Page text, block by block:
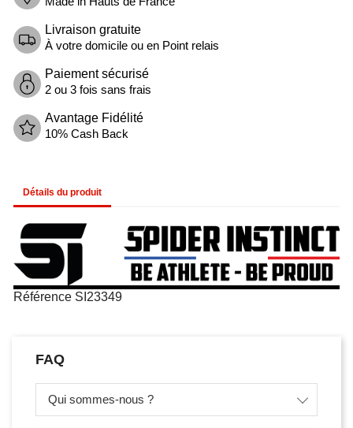
Livraison gratuite
À votre domicile ou en Point relais
Paiement sécurisé
2 ou 3 fois sans frais
Avantage Fidélité
10% Cash Back
Détails du produit
Référence SI23349
FAQ
Qui sommes-nous ?